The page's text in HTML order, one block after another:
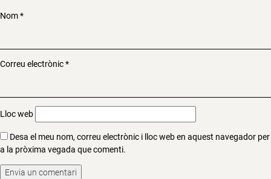
Nom*
Correu electrònic*
Lloc web
Desa el meu nom, correu electrònic i lloc web en aquest navegador per
a la pròxima vegada que comenti.